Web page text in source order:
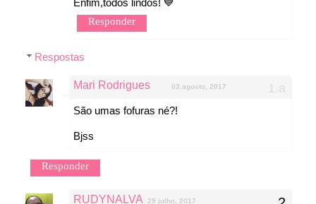
Enfim,todos lindos! 💙
Responder
Respostas
Mari Rodrigues 03 agosto, 2017
São umas fofuras né?!
Bjss
Responder
RUDYNALVA 29 julho, 2017